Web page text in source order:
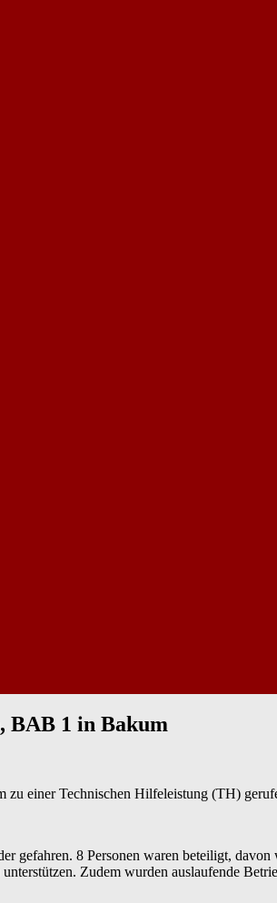
BAB 1 in Bakum
einer Technischen Hilfeleistung (TH)
gefahren. 8 Personen waren beteiligt,
Zudem wurden auslaufende